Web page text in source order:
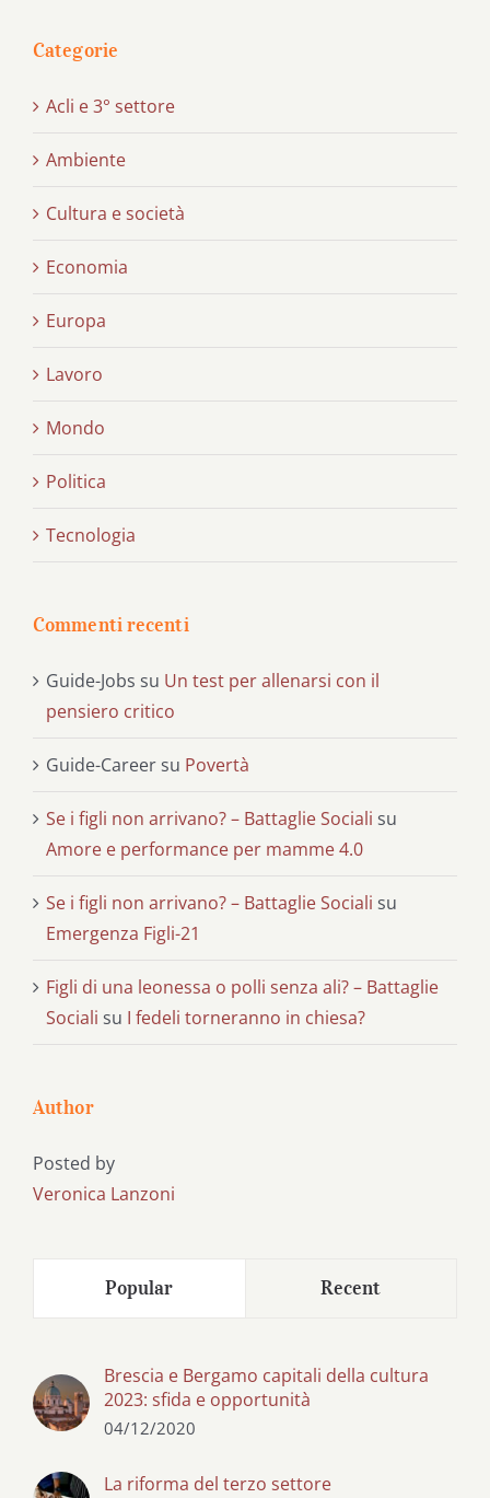
Categorie
Acli e 3° settore
Ambiente
Cultura e società
Economia
Europa
Lavoro
Mondo
Politica
Tecnologia
Commenti recenti
Guide-Jobs su Un test per allenarsi con il
pensiero critico
Guide-Career su Povertà
Se i figli non arrivano? – Battaglie Sociali su
Amore e performance per mamme 4.0
Se i figli non arrivano? – Battaglie Sociali su
Emergenza Figli-21
Figli di una leonessa o polli senza ali? – Battaglie
Sociali su I fedeli torneranno in chiesa?
Author
Posted by
Veronica Lanzoni
Popular Recent
Brescia e Bergamo capitali della cultura
2023: sfida e opportunità
04/12/2020
La riforma del terzo settore